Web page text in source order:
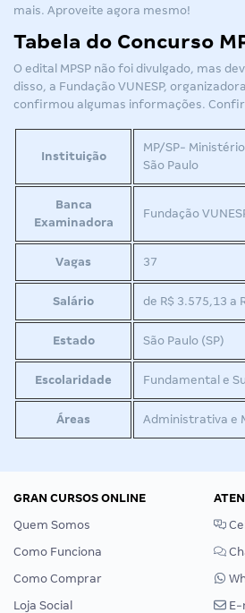
mais. Aproveite agora mesmo!
Tabela do Concurso
O edital MPSP não foi divulgado, mas
disso, a Fundação VUNESP,
confirmou algumas informações.
Instituição
MP/SP-
São Paulo
Banca
Examinadora
Fundação
Vagas 37
Salário de R$ 3.575,13 a
Estado São Paulo (SP)
Escolaridade Fundamental e
Áreas Administrativa e
GRAN CURSOS ONLINE
Quem Somos
Como Funciona
Como Comprar
Loja Social
E-